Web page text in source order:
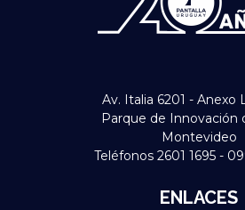
Av. Italia 6201 - Anexo
Parque de Innovación
Montevideo
Teléfonos 2601 1695 -
ENLACES